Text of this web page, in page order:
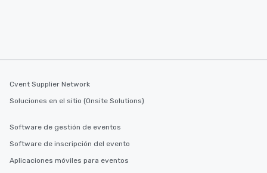
Cvent Supplier Network
Soluciones en el sitio (Onsite Solutions)
Software de gestión de eventos
Software de inscripción del evento
Aplicaciones móviles para eventos